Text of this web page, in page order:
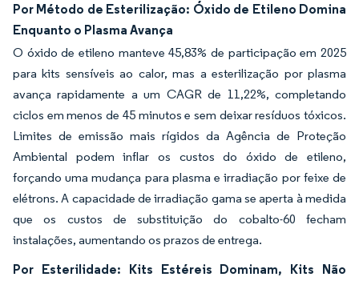
Por Método de Esterilização: Óxido de Etileno Domina
Enquanto o Plasma Avança
O óxido de etileno manteve 45,83% de participação em 2025
para kits sensíveis ao calor, mas a esterilização por plasma
avança rapidamente a um CAGR de 11,22%, completando
ciclos em menos de 45 minutos e sem deixar resíduos tóxicos.
Limites de emissão mais rígidos da Agência de Proteção
Ambiental podem inflar os custos do óxido de etileno,
forçando uma mudança para plasma e irradiação por feixe de
elétrons. A capacidade de irradiação gama se aperta à medida
que os custos de substituição do cobalto-60 fecham
instalações, aumentando os prazos de entrega.
Por Esterilidade: Kits Estéreis Dominam, Kits Não